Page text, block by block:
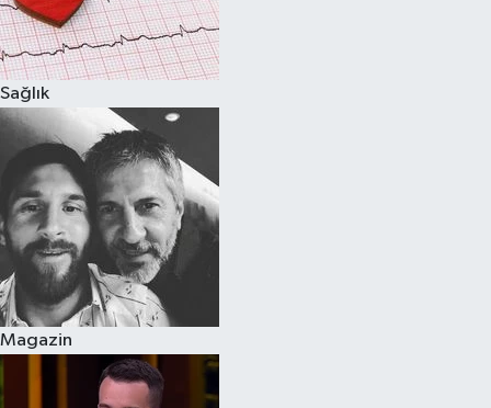
Sağlık
Magazin
Spor
Çocuk
Eğitim
Hava Durumu
Kadın
Kim kimdir?